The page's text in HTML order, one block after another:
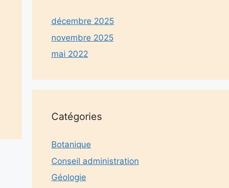
décembre 2025
novembre 2025
mai 2022
Catégories
Botanique
Conseil administration
Géologie